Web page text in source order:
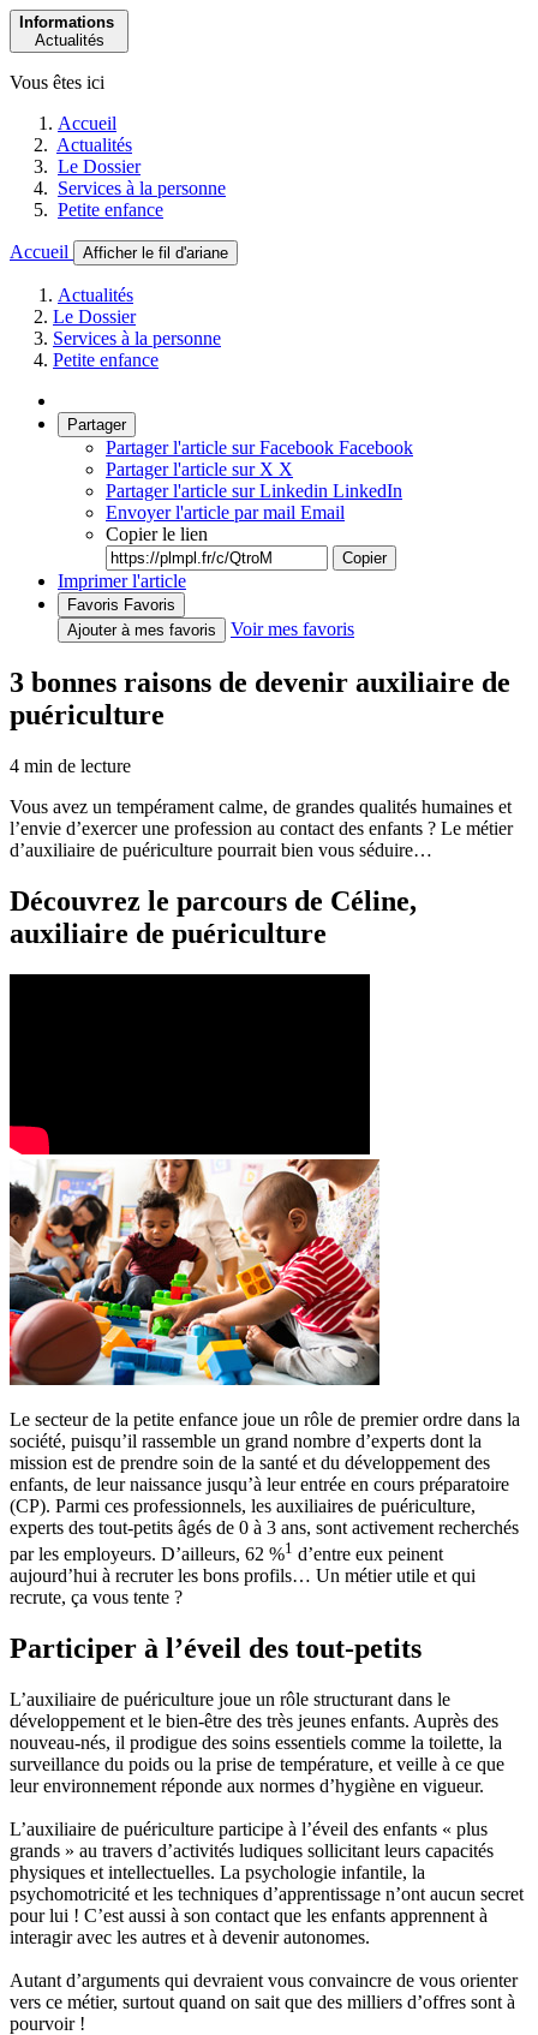
Informations
Actualités
Vous êtes ici
Accueil
Actualités
Le Dossier
Services à la personne
Petite enfance
Accueil Afficher le fil d'ariane
Actualités
Le Dossier
Services à la personne
Petite enfance
Partager
Partager l'article sur Facebook Facebook
Partager l'article sur X X
Partager l'article sur Linkedin LinkedIn
Envoyer l'article par mail Email
Copier le lien
Copier
Imprimer l'article
Favoris Favoris
Ajouter à mes favoris
Voir mes favoris
3 bonnes raisons de devenir auxiliaire de
puériculture
4 min de lecture
Vous avez un tempérament calme, de grandes qualités humaines et
l’envie d’exercer une profession au contact des enfants ? Le métier
d’auxiliaire de puériculture pourrait bien vous séduire…
Découvrez le parcours de Céline,
auxiliaire de puériculture
Le secteur de la petite enfance joue un rôle de premier ordre dans la
société, puisqu’il rassemble un grand nombre d’experts dont la
mission est de prendre soin de la santé et du développement des
enfants, de leur naissance jusqu’à leur entrée en cours préparatoire
(CP). Parmi ces professionnels, les auxiliaires de puériculture,
experts des tout-petits âgés de 0 à 3 ans, sont activement recherchés
par les employeurs. D’ailleurs, 62 %1 d’entre eux peinent
aujourd’hui à recruter les bons profils… Un métier utile et qui
recrute, ça vous tente ?
Participer à l’éveil des tout-petits
L’auxiliaire de puériculture joue un rôle structurant dans le
développement et le bien-être des très jeunes enfants. Auprès des
nouveau-nés, il prodigue des soins essentiels comme la toilette, la
surveillance du poids ou la prise de température, et veille à ce que
leur environnement réponde aux normes d’hygiène en vigueur.
L’auxiliaire de puériculture participe à l’éveil des enfants « plus
grands » au travers d’activités ludiques sollicitant leurs capacités
physiques et intellectuelles. La psychologie infantile, la
psychomotricité et les techniques d’apprentissage n’ont aucun secret
pour lui ! C’est aussi à son contact que les enfants apprennent à
interagir avec les autres et à devenir autonomes.
Autant d’arguments qui devraient vous convaincre de vous orienter
vers ce métier, surtout quand on sait que des milliers d’offres sont à
pourvoir !